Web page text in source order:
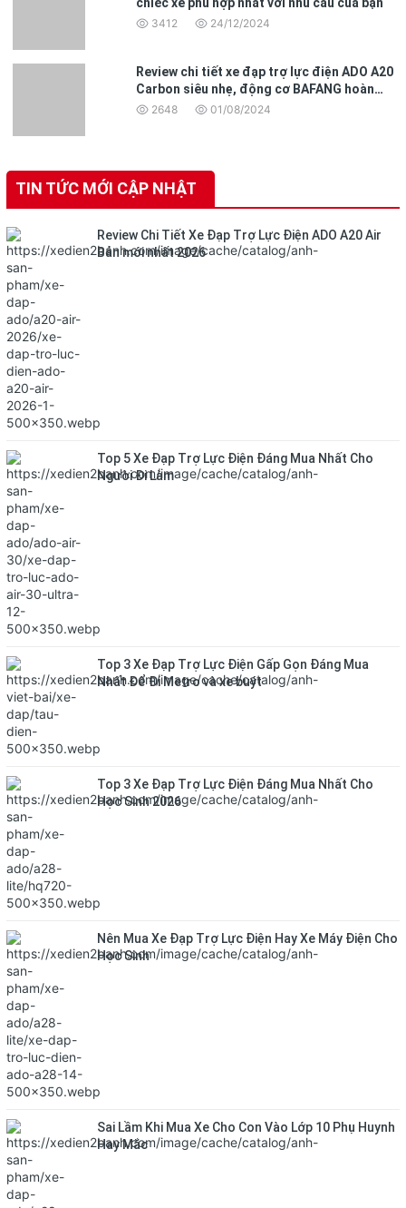
3412 24/12/2024
Review chi tiết xe đạp trợ lực điện ADO A20
Carbon siêu nhẹ, động cơ BAFANG hoàn
toàn mới
2648 01/08/2024
TIN TỨC MỚI CẬP NHẬT
Review Chi Tiết Xe Đạp Trợ Lực Điện ADO A20 Air
Bản mới nhất 2026
Top 5 Xe Đạp Trợ Lực Điện Đáng Mua Nhất Cho
Người Đi Làm
Top 3 Xe Đạp Trợ Lực Điện Gấp Gọn Đáng Mua
Nhất Để Đi Metro và xe buýt
Top 3 Xe Đạp Trợ Lực Điện Đáng Mua Nhất Cho
Học Sinh 2026
Nên Mua Xe Đạp Trợ Lực Điện Hay Xe Máy Điện Cho
Học Sinh
Sai Lầm Khi Mua Xe Cho Con Vào Lớp 10 Phụ Huynh
Hay Mắc